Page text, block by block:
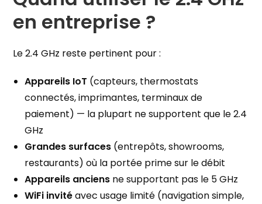
en entreprise ?
Le 2.4 GHz reste pertinent pour :
Appareils IoT (capteurs, thermostats
connectés, imprimantes, terminaux de
paiement) — la plupart ne supportent que le 2.4
GHz
Grandes surfaces (entrepôts, showrooms,
restaurants) où la portée prime sur le débit
Appareils anciens ne supportant pas le 5 GHz
WiFi invitéavec usage limité (navigation simple,